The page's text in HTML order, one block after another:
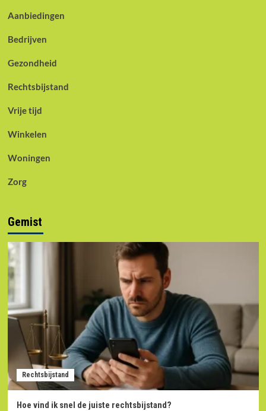
Aanbiedingen
Bedrijven
Gezondheid
Rechtsbijstand
Vrije tijd
Winkelen
Woningen
Zorg
Gemist
Rechtsbijstand
Hoe vind ik snel de juiste rechtsbijstand?